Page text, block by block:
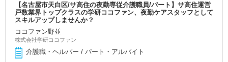
【名古屋市天白区/サ高住の夜勤専従介護職員/パート】サ高住運営
戸数業界トップクラスの学研ココファン、夜勤ケアスタッフとして
スキルアップしませんか？
ココファン野並
株式会社学研ココファン
介護職・ヘルパー / パート・アルバイト